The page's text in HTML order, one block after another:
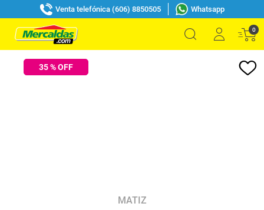
Venta telefónica (606) 8850505 Whatsapp
0
35% OFF
MATIZ